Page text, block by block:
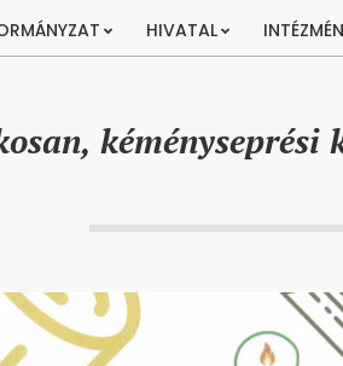
Primary
HIVATAL
kéményseprési